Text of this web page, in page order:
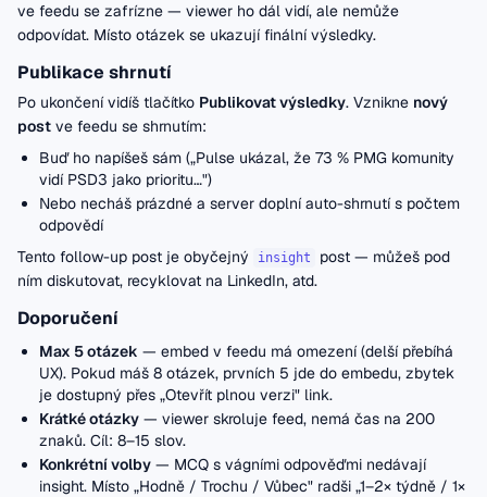
ve feedu se zafrízne — viewer ho dál vidí, ale nemůže
odpovídat. Místo otázek se ukazují finální výsledky.
Publikace shrnutí
Po ukončení vidíš tlačítko Publikovat výsledky. Vznikne nový
post ve feedu se shrnutím:
Buď ho napíšeš sám („Pulse ukázal, že 73 % PMG komunity
vidí PSD3 jako prioritu…")
Nebo necháš prázdné a server doplní auto-shrnutí s počtem
odpovědí
Tento follow-up post je obyčejný
insight
post — můžeš pod
ním diskutovat, recyklovat na LinkedIn, atd.
Doporučení
Max 5 otázek — embed v feedu má omezení (delší přebíhá
UX). Pokud máš 8 otázek, prvních 5 jde do embedu, zbytek
je dostupný přes „Otevřít plnou verzi" link.
Krátké otázky — viewer skroluje feed, nemá čas na 200
znaků. Cíl: 8–15 slov.
Konkrétní volby — MCQ s vágními odpověďmi nedávají
insight. Místo „Hodně / Trochu / Vůbec" radši „1–2× týdně / 1×